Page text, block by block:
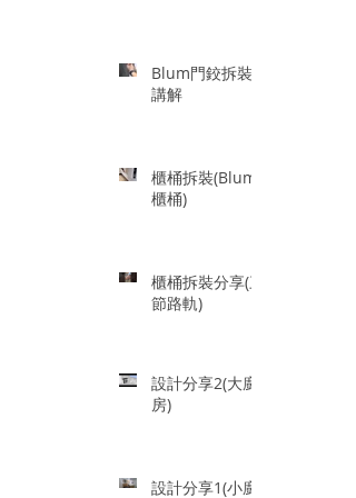
Blum門鉸拆裝
講解
櫃桶拆裝(Blum
櫃桶)
櫃桶拆裝分享(三
節路軌)
設計分享2(大廚
房)
設計分享1(小廚